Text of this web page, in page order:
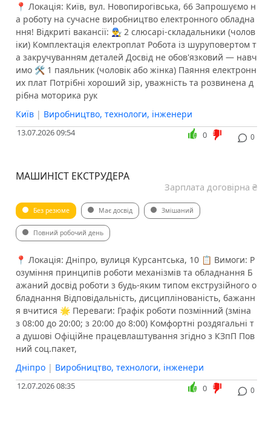
📍 Локація: Київ, вул. Новопирогівська, 66 Запрошуємо н
а роботу на сучасне виробництво електронного обладна
ння! Відкриті вакансії: 👨‍🔧 2 слюсарі-складальники (чолов
іки) Комплектація електроплат Робота із шуруповертом т
а закручуванням деталей Досвід не обов'язковий — навч
имо 🛠 1 паяльник (чоловік або жінка) Паяння електронн
их плат Потрібні хороший зір, уважність та розвинена д
рібна моторика рук
Київ | Виробництво, технологи, інженери
13.07.2026 09:54 0
0
МАШИНІСТ ЕКСТРУДЕРА
Зарплата договірна ₴
Без резюме Має досвід Змішаний
Повний робочий день
📍 Локація: Дніпро, вулиця Курсантська, 10 📋 Вимоги: Р
озуміння принципів роботи механізмів та обладнання Б
ажаний досвід роботи з будь-яким типом екструзійного о
бладнання Відповідальність, дисциплінованість, бажанн
я вчитися 🌟 Переваги: Графік роботи позмінний (зміна
з 08:00 до 20:00; з 20:00 до 8:00) Комфортні роздягальні т
а душові Офіційне працевлаштування згідно з КЗпП Пов
ний соц.пакет,
Дніпро | Виробництво, технологи, інженери
12.07.2026 08:35 0
0